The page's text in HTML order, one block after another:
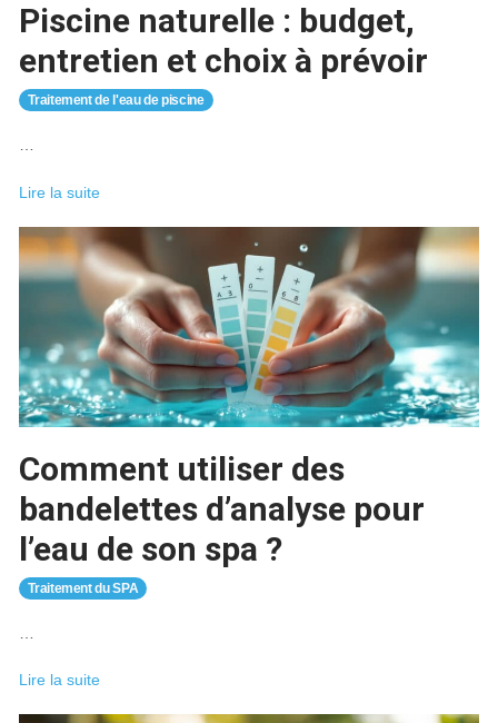
Piscine naturelle : budget,
entretien et choix à prévoir
Traitement de l'eau de piscine
Piscine
:
budget,
entretien
à
prévoir
Lire la suite
Comment utiliser des
bandelettes d’analyse pour
l’eau de son spa ?
Traitement du SPA
Comment
Lire la suite